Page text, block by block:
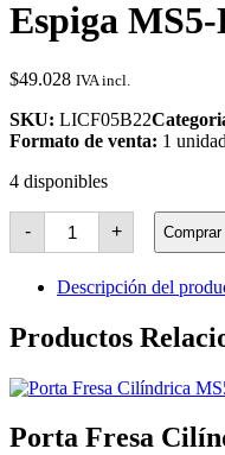
Espiga MS5-
$49.028 IVA incl.
SKU: LICF05B22
Formato de venta: 1 unidad
4 disponibles
-
Espiga
MS5-
B22
cantidad
+
Descripción del
Productos
Porta Fresa